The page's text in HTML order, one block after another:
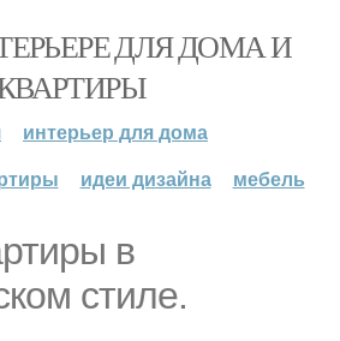
ДЛЯ ДОМА И
интерьер для дома
идеи дизайна мебель
в
стиле.